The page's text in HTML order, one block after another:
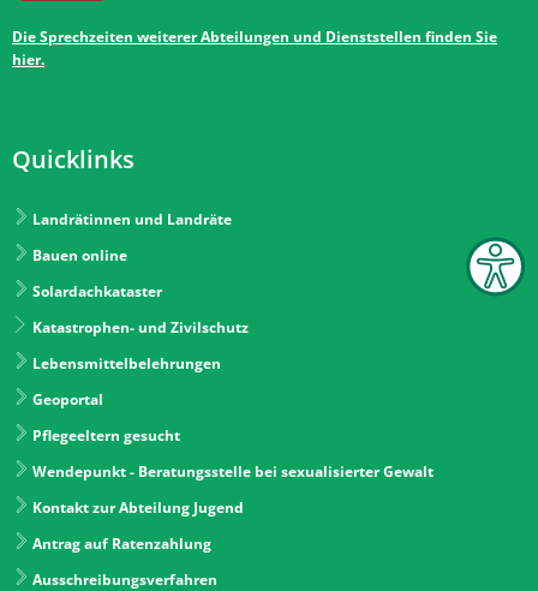
Die Sprechzeiten weiterer Abteilungen und Dienststellen finden Sie
hier.
Quicklinks
Landrätinnen und Landräte
Bauen online
Solardachkataster
Katastrophen- und Zivilschutz
Lebensmittelbelehrungen
Geoportal
Pflegeeltern gesucht
Wendepunkt - Beratungsstelle bei sexualisierter Gewalt
Kontakt zur Abteilung Jugend
Antrag auf Ratenzahlung
Ausschreibungsverfahren